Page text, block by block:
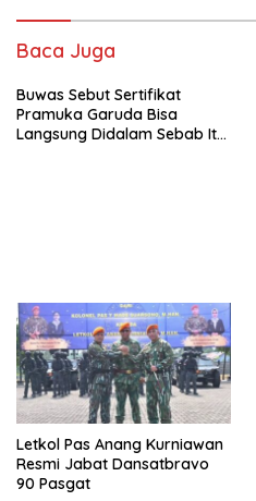
Baca Juga
Buwas Sebut Sertifikat
Pramuka Garuda Bisa
Langsung Didalam Sebab Itu
Letkol Pas Anang Kurniawan
Resmi Jabat Dansatbravo
90 Pasgat